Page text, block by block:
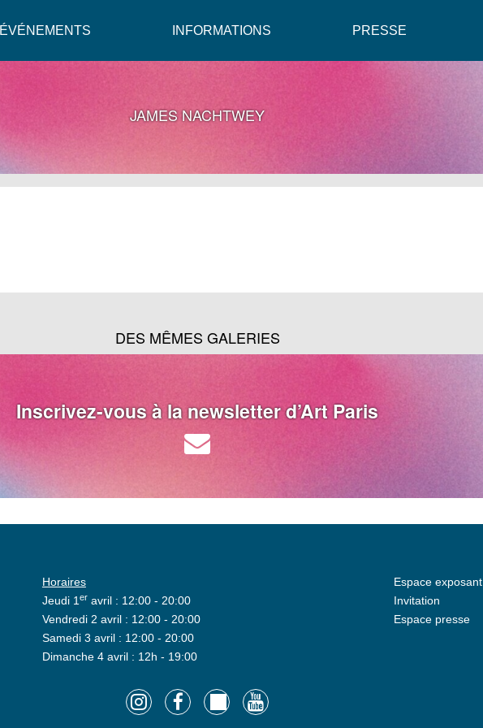
ÉVÉNEMENTS INFORMATIONS PRESSE
JAMES NACHTWEY
DES MÊMES GALERIES
Inscrivez-vous à la newsletter d’Art Paris
Horaires
Jeudi 1eravril : 12:00 - 20:00
Vendredi 2 avril : 12:00 - 20:00
Samedi 3 avril : 12:00 - 20:00
Dimanche 4 avril : 12h - 19:00
Espace exposant
Invitation
Espace presse